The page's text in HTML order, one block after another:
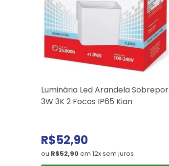
Luminária Led Arandela Sobrepor
3W 3K 2 Focos IP65 Kian
R$52,90
ou R$52,90em 12x sem juros